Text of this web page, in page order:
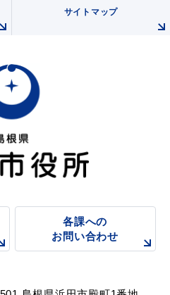
サイトマップ
各課への
お問い合わせ